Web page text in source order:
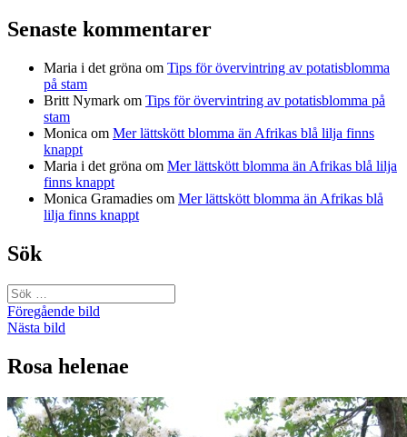
Senaste kommentarer
Maria i det gröna om Tips för övervintring av potatisblomma
på stam
Britt Nymark om Tips för övervintring av potatisblomma på
stam
Monica om Mer lättskött blomma än Afrikas blå lilja finns
knappt
Maria i det gröna om Mer lättskött blomma än Afrikas blå lilja
finns knappt
Monica Gramadies om Mer lättskött blomma än Afrikas blå
lilja finns knappt
Sök
Sök
efter:
Föregående bild
Nästa bild
Rosa helenae